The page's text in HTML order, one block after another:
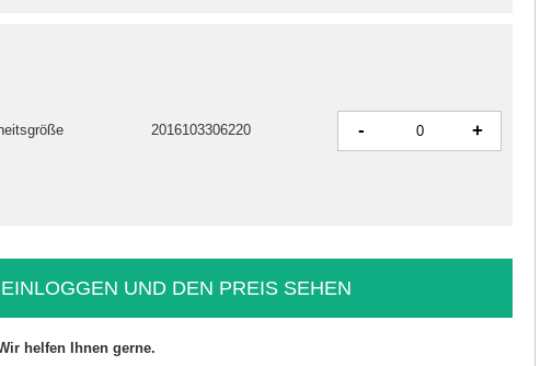
2016103306220 - +
EINLOGGEN UND DEN PREIS SEHEN
helfen Ihnen gerne.